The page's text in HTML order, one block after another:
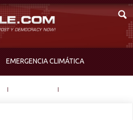
EMERGENCIA CLIMÁTICA